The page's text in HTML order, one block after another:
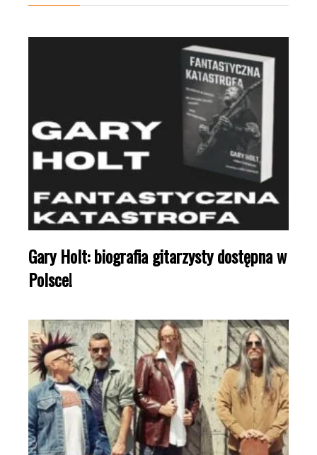
Gary Holt: biografia gitarzysty dostępna w
Polsce!